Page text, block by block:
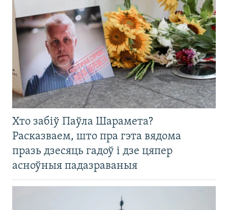
Хто забіў Паўла Шарамета?
Расказваем, што пра гэта вядома
празь дзесяць гадоў і дзе цяпер
асноўныя падазраваныя